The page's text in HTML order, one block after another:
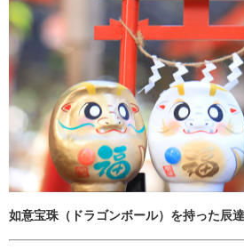
如意宝珠（ドラゴンボール）を持った辰